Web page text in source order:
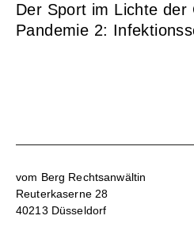
Der Sport im Lichte der
Pandemie 2:
vom Berg Rechtsanwältin
Reuterkaserne 28
40213 Düsseldorf